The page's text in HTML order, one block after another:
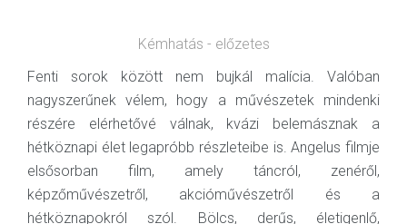
Kémhatás - előzetes
Fenti sorok között nem bujkál malícia. Valóban
nagyszerűnek vélem, hogy a művészetek mindenki
részére elérhetővé válnak, kvázi belemásznak a
hétköznapi élet legapróbb részleteibe is. Angelus filmje
elsősorban film, amely táncról, zenéről,
képzőművészetről, akcióművészetről és a
hétköznapokról szól. Bölcs, derűs, életigenlő,